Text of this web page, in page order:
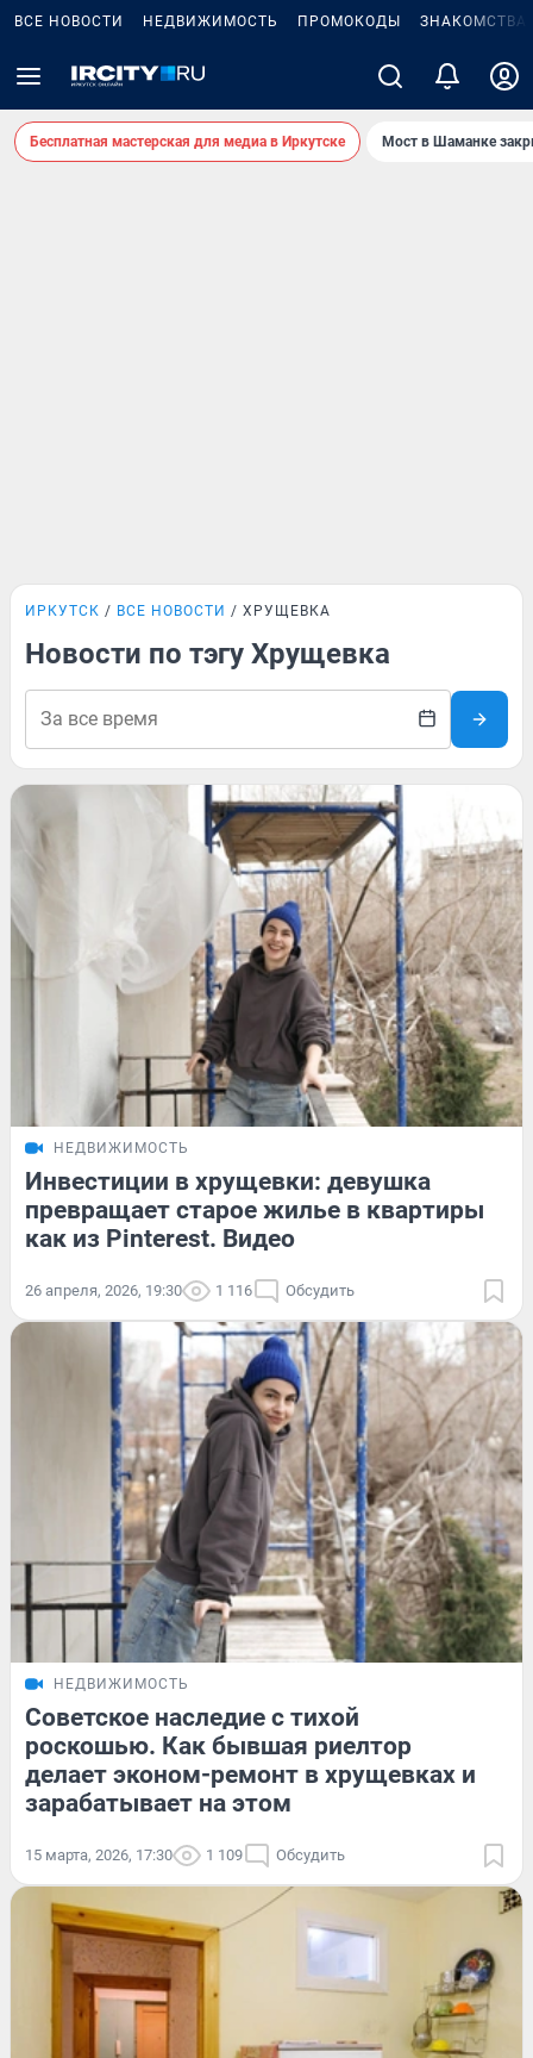
ВСЕ НОВОСТИ НЕДВИЖИМОСТЬ ПРОМОКОДЫ ЗНАКОМСТВА
Бесплатная мастерская для медиа в Иркутске Мост в Шаманке
ИРКУТСК ВСЕ НОВОСТИ ХРУЩЕВКА
Новости по тэгу Хрущевка
НЕДВИЖИМОСТЬ
Инвестиции в хрущевки: девушка
превращает старое жилье в квартиры
как из Pinterest. Видео
26 апреля, 2026, 19:30 1 116 Обсудить
НЕДВИЖИМОСТЬ
Советское наследие с тихой
роскошью. Как бывшая риелтор
делает эконом-ремонт в хрущевках и
зарабатывает на этом
15 марта, 2026, 17:30 1 109 Обсудить